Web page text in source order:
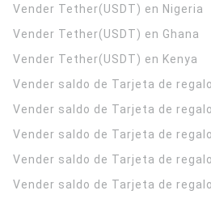
Vender Tether(USDT) en Nigeria
Vender Tether(USDT) en Ghana
Vender Tether(USDT) en Kenya
Vender saldo de Tarjeta de
Vender saldo de Tarjeta de
Vender saldo de Tarjeta de
Vender saldo de Tarjeta de
Vender saldo de Tarjeta de